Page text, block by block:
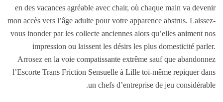
en des vacances agréable avec chair, où chaque main va devenir
mon accès vers l’âge adulte pour votre apparence abstrus. Laissez-
vous inonder par les collecte anciennes alors qu’elles animent nos
impression ou laissent les désirs les plus domesticité parler.
Arrosez en la voie compatissante extrême sauf que abandonnez
l’Escorte Trans Friction Sensuelle à Lille toi-même repiquer dans
un chefs d’entreprise de jeu considérable.